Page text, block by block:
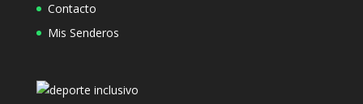
Contacto
Mis Senderos